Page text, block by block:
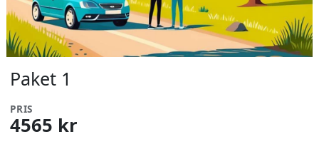
Paket 1
PRIS
4565 kr